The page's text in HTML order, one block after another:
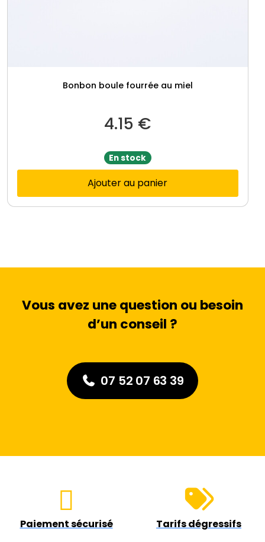
Bonbon boule fourrée au miel
4.15 €
En stock
Ajouter au panier
Vous avez une question ou besoin
d’un conseil ?
07 52 07 63 39
Paiement sécurisé Tarifs dégressifs